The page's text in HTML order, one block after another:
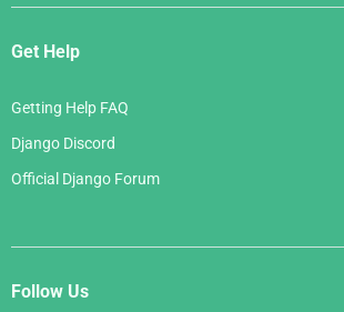
Get Help
Getting Help FAQ
Django Discord
Official Django Forum
Follow Us